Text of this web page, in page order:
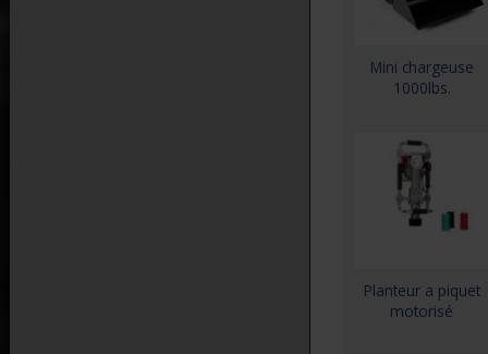
Mini chargeuse
1000lbs.
Planteur a piquet
motorisé